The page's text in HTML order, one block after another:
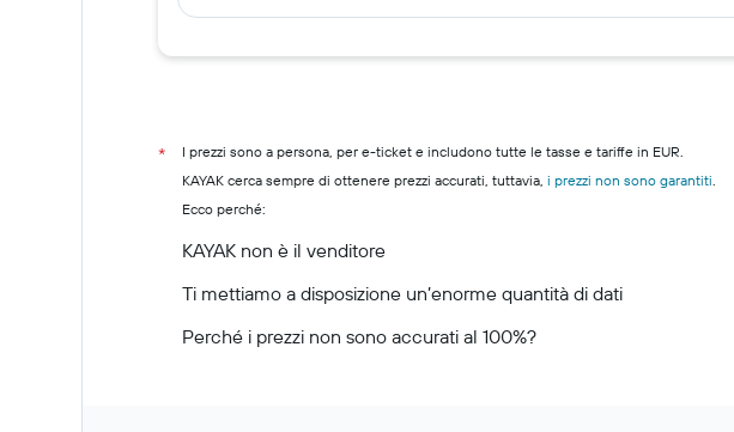
*
I prezzi sono a persona, per e-ticket e includono tutte le tasse e tariffe in EUR.
KAYAK cerca sempre di ottenere prezzi accurati, tuttavia, i prezzi non sono garantiti.
Ecco perché:
KAYAK non è il venditore
Ti mettiamo a disposizione un’enorme quantità di dati
Perché i prezzi non sono accurati al 100%?